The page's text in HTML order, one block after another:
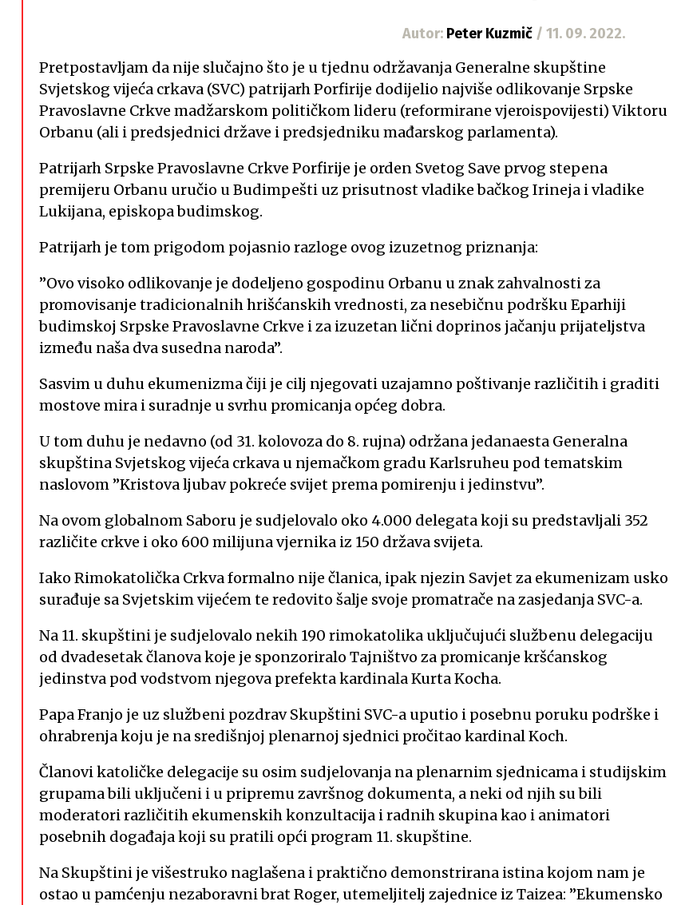
Autor: Peter Kuzmič / 11. 09. 2022.
Pretpostavljam da nije slučajno što je u tjednu održavanja Generalne skupštine
Svjetskog vijeća crkava (SVC) patrijarh Porfirije dodijelio najviše odlikovanje Srpske
Pravoslavne Crkve madžarskom političkom lideru (reformirane vjeroispovijesti) Viktoru
Orbanu (ali i predsjednici države i predsjedniku mađarskog parlamenta).
Patrijarh Srpske Pravoslavne Crkve Porfirije je orden Svetog Save prvog stepena
premijeru Orbanu uručio u Budimpešti uz prisutnost vladike bačkog Irineja i vladike
Lukijana, episkopa budimskog.
Patrijarh je tom prigodom pojasnio razloge ovog izuzetnog priznanja:
”Ovo visoko odlikovanje je dodeljeno gospodinu Orbanu u znak zahvalnosti za
promovisanje tradicionalnih hrišćanskih vrednosti, za nesebičnu podršku Eparhiji
budimskoj Srpske Pravoslavne Crkve i za izuzetan lični doprinos jačanju prijateljstva
između naša dva susedna naroda”.
Sasvim u duhu ekumenizma čiji je cilj njegovati uzajamno poštivanje različitih i graditi
mostove mira i suradnje u svrhu promicanja općeg dobra.
U tom duhu je nedavno (od 31. kolovoza do 8. rujna) održana jedanaesta Generalna
skupština Svjetskog vijeća crkava u njemačkom gradu Karlsruheu pod tematskim
naslovom ”Kristova ljubav pokreće svijet prema pomirenju i jedinstvu”.
Na ovom globalnom Saboru je sudjelovalo oko 4.000 delegata koji su predstavljali 352
različite crkve i oko 600 milijuna vjernika iz 150 država svijeta.
Iako Rimokatolička Crkva formalno nije članica, ipak njezin Savjet za ekumenizam usko
surađuje sa Svjetskim vijećem te redovito šalje svoje promatrače na zasjedanja SVC-a.
Na 11. skupštini je sudjelovalo nekih 190 rimokatolika uključujući službenu delegaciju
od dvadesetak članova koje je sponzoriralo Tajništvo za promicanje kršćanskog
jedinstva pod vodstvom njegova prefekta kardinala Kurta Kocha.
Papa Franjo je uz službeni pozdrav Skupštini SVC-a uputio i posebnu poruku podrške i
ohrabrenja koju je na središnjoj plenarnoj sjednici pročitao kardinal Koch.
Članovi katoličke delegacije su osim sudjelovanja na plenarnim sjednicama i studijskim
grupama bili uključeni i u pripremu završnog dokumenta, a neki od njih su bili
moderatori različitih ekumenskih konzultacija i radnih skupina kao i animatori
posebnih događaja koji su pratili opći program 11. skupštine.
Na Skupštini je višestruko naglašena i praktično demonstrirana istina kojom nam je
ostao u pamćenju nezaboravni brat Roger, utemeljitelj zajednice iz Taizea: ”Ekumensko